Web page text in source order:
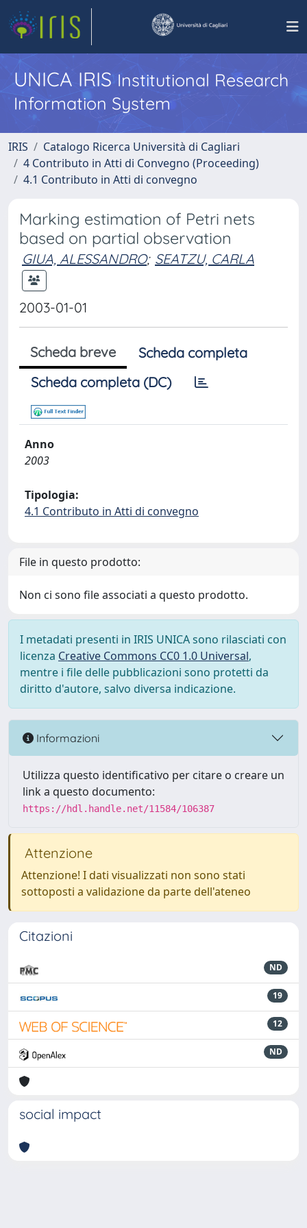
UNICA IRISInstitutional Research
Information System
IRIS
Catalogo Ricerca Università di Cagliari
4 Contributo in Atti di Convegno (Proceeding)
4.1 Contributo in Atti di convegno
Marking estimation of Petri nets
based on partial observation
GIUA, ALESSANDRO; SEATZU, CARLA
2003-01-01
Scheda breve
Scheda completa
Scheda completa (DC)
Anno
2003
Tipologia:
4.1 Contributo in Atti di convegno
File in questo prodotto:
Non ci sono file associati a questo prodotto.
I metadati presenti in IRIS UNICA sono rilasciati con
licenza Creative Commons CC0 1.0 Universal,
mentre i file delle pubblicazioni sono protetti da
diritto d'autore, salvo diversa indicazione.
Informazioni
Utilizza questo identificativo per citare o creare un
link a questo documento:
https://hdl.handle.net/11584/106387
Attenzione
Attenzione! I dati visualizzati non sono stati
sottoposti a validazione da parte dell'ateneo
Citazioni
ND
19
12
ND
social impact